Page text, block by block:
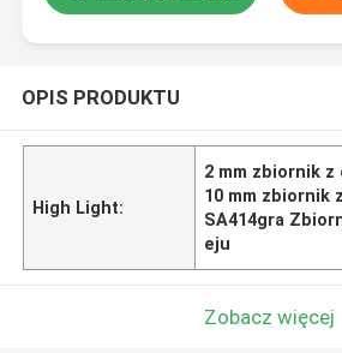
OPIS PRODUKTU
High Light:
2 mm zbiornik z
10 mm zbiornik
SA414gra
eju
Zobacz więcej